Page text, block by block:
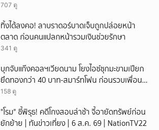
707 ดู
ทิ้งได้ลงคอ! ลาบราดอร์บาดเจ็บถูกปล่อยหน้า
ตลาด ก่อนคนแปลกหน้ารวมเงินช่วยรักษา
341 ดู
บุกจับแก๊งคอลฯเวียดนาม โยงไอซ์ซุกมะขามเปียก
ยึดทองกว่า 40 บาท-สมาร์ทโฟน ก่อนรวบเพื่อน
ร่วมทีมหอบเงิน 1.5 แสนติดสินบนคาโรงพัก
158 ดู
"โรม" ชี้พิรุธ! คดีโกงสอบล่าช้า จี้อายัดทรัพย์ก่อน
ยักย้าย | ทันข่าวเที่ยง | 6 ส.ค. 69 | NationTV22